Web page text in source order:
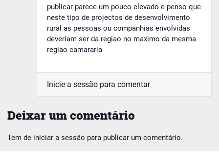
publicar parece um pouco elevado e penso que
neste tipo de projectos de desenvolvimento
rural as pessoas ou companhias envolvidas
deveriam ser da regiao no maximo da mesma
regiao camararia
Inicie a sessão para comentar
Deixar um comentário
Tem de iniciar a sessão para publicar um comentário.